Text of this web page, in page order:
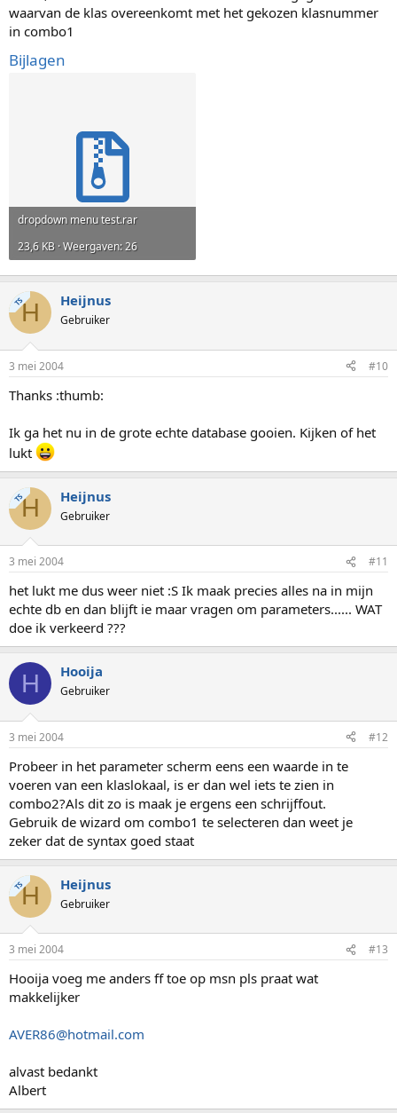
waarvan de klas overeenkomt met het gekozen klasnummer
in combo1
Bijlagen
dropdown menu test.rar
23,6 KB · Weergaven: 26
TSH Heijnus
Gebruiker
3 mei 2004 #10
Thanks :thumb:
Ik ga het nu in de grote echte database gooien. Kijken of het
lukt
TSH Heijnus
Gebruiker
3 mei 2004 #11
het lukt me dus weer niet :S Ik maak precies alles na in mijn
echte db en dan blijft ie maar vragen om parameters...... WAT
doe ik verkeerd ???
H Hooija
Gebruiker
3 mei 2004 #12
Probeer in het parameter scherm eens een waarde in te
voeren van een klaslokaal, is er dan wel iets te zien in
combo2?Als dit zo is maak je ergens een schrijffout.
Gebruik de wizard om combo1 te selecteren dan weet je
zeker dat de syntax goed staat
TSH Heijnus
Gebruiker
3 mei 2004 #13
Hooija voeg me anders ff toe op msn pls praat wat
makkelijker
AVER86@hotmail.com
alvast bedankt
Albert